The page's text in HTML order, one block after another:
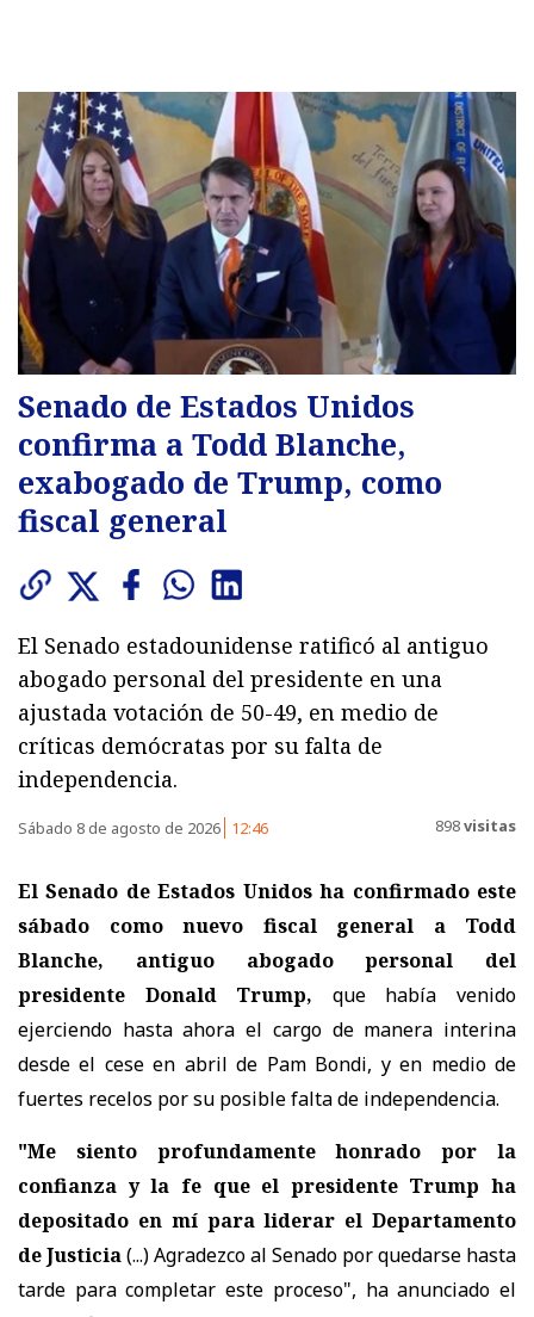
Senado de Estados Unidos
confirma a Todd Blanche,
exabogado de Trump, como
fiscal general
El Senado estadounidense ratificó al antiguo
abogado personal del presidente en una
ajustada votación de 50-49, en medio de
críticas demócratas por su falta de
independencia.
Sábado 8 de agosto de 2026 12:46 898visitas
El Senado de Estados Unidos ha confirmado este
sábado como nuevo fiscal general a Todd
Blanche, antiguo abogado personal del
presidente Donald Trump, que había venido
ejerciendo hasta ahora el cargo de manera interina
desde el cese en abril de Pam Bondi, y en medio de
fuertes recelos por su posible falta de independencia.
"Me siento profundamente honrado por la
confianza y la fe que el presidente Trump ha
depositado en mí para liderar el Departamento
de Justicia(...) Agradezco al Senado por quedarse hasta
tarde para completar este proceso", ha anunciado el